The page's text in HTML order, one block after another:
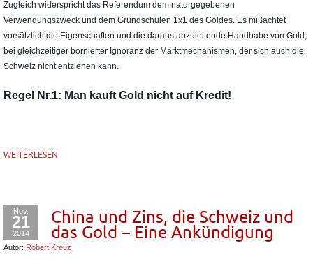
Zugleich widerspricht das Referendum dem naturgegebenen
Verwendungszweck und dem Grundschulen 1x1 des Goldes. Es mißachtet
vorsätzlich die Eigenschaften und die daraus abzuleitende Handhabe von Gold,
bei gleichzeitiger bornierter Ignoranz der Marktmechanismen, der sich auch die
Schweiz nicht entziehen kann.
Regel Nr.1: Man kauft Gold nicht auf Kredit!
WEITERLESEN
Nov.
21
2014
China und Zins, die Schweiz und
das Gold – Eine Ankündigung
Autor: Robert Kreuz